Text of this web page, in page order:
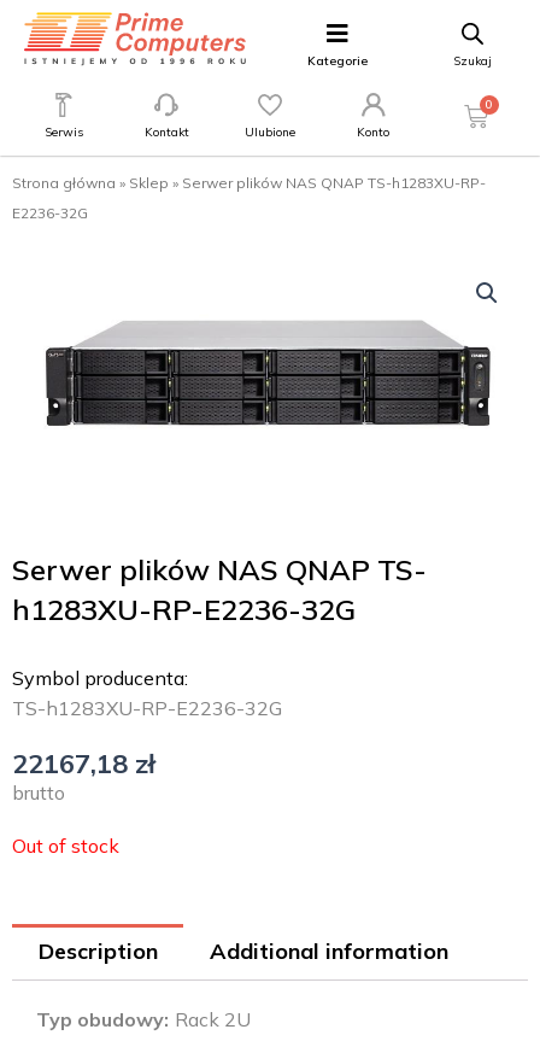
Kategorie Szukaj
Serwis Kontakt Ulubione Konto
0
Strona główna » Sklep » Serwer plików NAS QNAP TS-h1283XU-RP-
E2236-32G
Serwer plików NAS QNAP TS-
h1283XU-RP-E2236-32G
Symbol producenta:
TS-h1283XU-RP-E2236-32G
22167,18 zł
brutto
Out of stock
Description Additional information
Typ obudowy Rack 2U